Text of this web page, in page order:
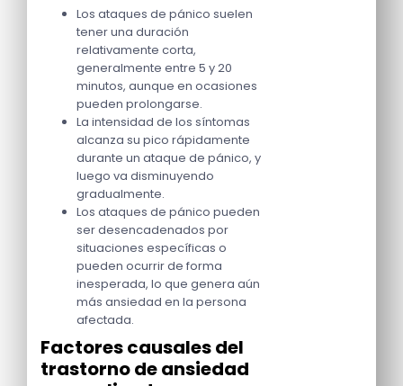
Los ataques de pánico suelen
tener una duración
relativamente corta,
generalmente entre 5 y 20
minutos, aunque en ocasiones
pueden prolongarse.
La intensidad de los síntomas
alcanza su pico rápidamente
durante un ataque de pánico, y
luego va disminuyendo
gradualmente.
Los ataques de pánico pueden
ser desencadenados por
situaciones específicas o
pueden ocurrir de forma
inesperada, lo que genera aún
más ansiedad en la persona
afectada.
Factores causales del
trastorno de ansiedad